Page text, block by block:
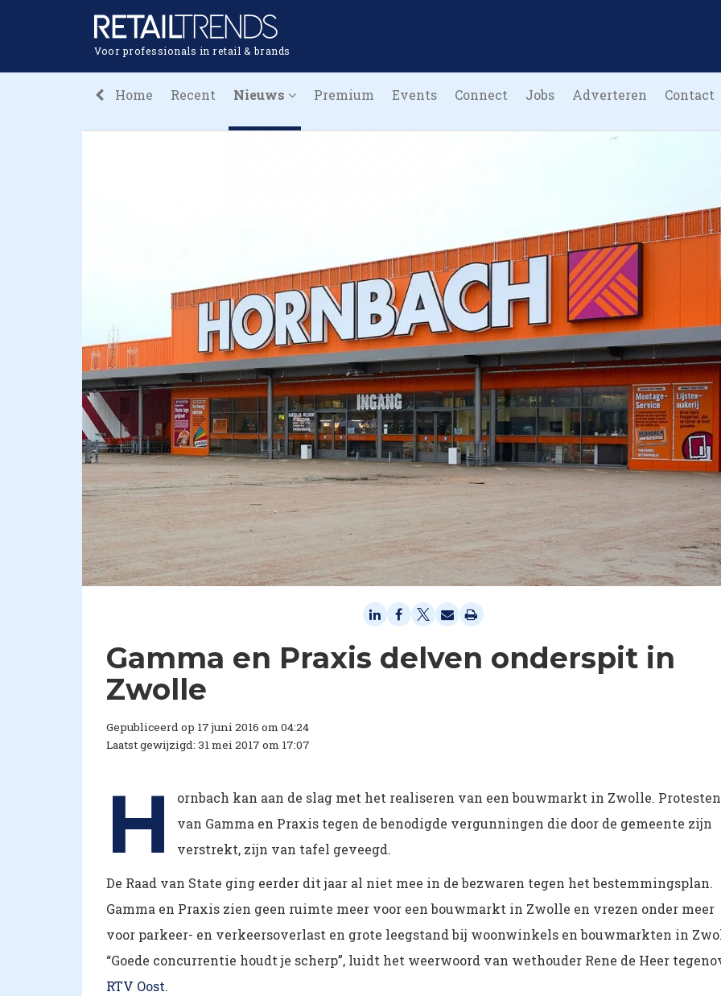
Voor professionals in retail & brands
Home Recent Nieuws Premium Events Connect Jobs Adverteren Contact
​Gamma en Praxis delven onderspit in
Zwolle
Gepubliceerd op 17 juni 2016 om 04:24
Laatst gewijzigd: 31 mei 2017 om 17:07
H
ornbach kan aan de slag met het realiseren van een bouwmarkt in Zwolle. Protesten
van Gamma en Praxis tegen de benodigde vergunningen die door de gemeente zijn
verstrekt, zijn van tafel geveegd.
De Raad van State ging eerder dit jaar al niet mee in de bezwaren tegen het bestemmingsplan.
Gamma en Praxis zien geen ruimte meer voor een bouwmarkt in Zwolle en vrezen onder meer
voor parkeer- en verkeersoverlast en grote leegstand bij woonwinkels en bouwmarkten in
“Goede concurrentie houdt je scherp”, luidt het weerwoord van wethouder Rene de Heer
RTV Oost.